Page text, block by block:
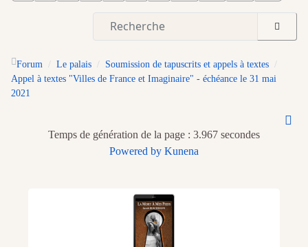
Forum Le palais
Soumission de tapuscrits et appels à textes
Appel à textes "Villes de France et Imaginaire" - échéance le 31 mai
2021
Temps de génération de la page : 3.967 secondes
Powered by Kunena